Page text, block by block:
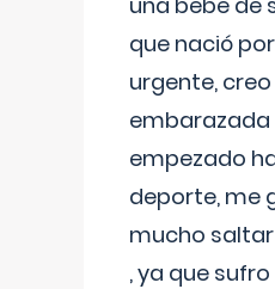
que nació
urgente,
embarazada
empezado
deporte, me
mucho
, ya que